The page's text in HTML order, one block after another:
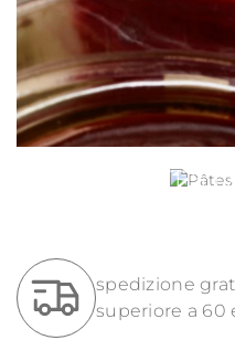
PÂTES
spedizione
superiore a 60